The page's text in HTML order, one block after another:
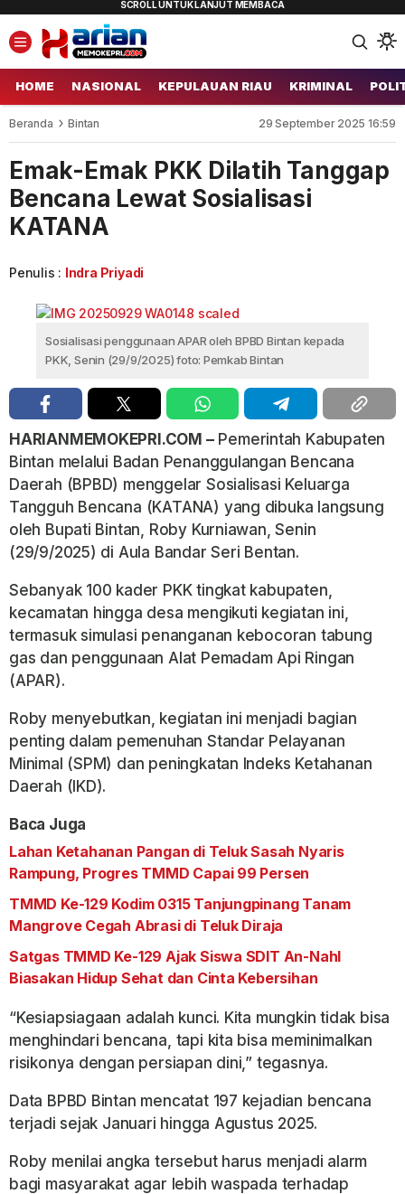
HOME NASIONAL KEPULAUAN RIAU KRIMINAL
Beranda Bintan 29 September 2025 16:59
Emak-Emak PKK Dilatih Tanggap
Bencana Lewat Sosialisasi
KATANA
Penulis : Indra Priyadi
Sosialisasi penggunaan APAR oleh BPBD Bintan kepada
PKK, Senin (29/9/2025) foto: Pemkab Bintan
HARIANMEMOKEPRI.COM –Pemerintah Kabupaten
Bintan melalui Badan Penanggulangan Bencana
Daerah (BPBD) menggelar Sosialisasi Keluarga
Tangguh Bencana (KATANA) yang dibuka langsung
oleh Bupati Bintan, Roby Kurniawan, Senin
(29/9/2025) di Aula Bandar Seri Bentan.
Sebanyak 100 kader PKK tingkat kabupaten,
kecamatan hingga desa mengikuti kegiatan ini,
termasuk simulasi penanganan kebocoran tabung
gas dan penggunaan Alat Pemadam Api Ringan
(APAR).
Roby menyebutkan, kegiatan ini menjadi bagian
penting dalam pemenuhan Standar Pelayanan
Minimal (SPM) dan peningkatan Indeks Ketahanan
Daerah (IKD).
Baca Juga
Lahan Ketahanan Pangan di Teluk Sasah Nyaris
Rampung, Progres TMMD Capai 99 Persen
TMMD Ke-129 Kodim 0315 Tanjungpinang Tanam
Mangrove Cegah Abrasi di Teluk Diraja
Satgas TMMD Ke-129 Ajak Siswa SDIT An-Nahl
Biasakan Hidup Sehat dan Cinta Kebersihan
“Kesiapsiagaan adalah kunci. Kita mungkin tidak bisa
menghindari bencana, tapi kita bisa meminimalkan
risikonya dengan persiapan dini,” tegasnya.
Data BPBD Bintan mencatat 197 kejadian bencana
terjadi sejak Januari hingga Agustus 2025.
Roby menilai angka tersebut harus menjadi alarm
bagi masyarakat agar lebih waspada terhadap